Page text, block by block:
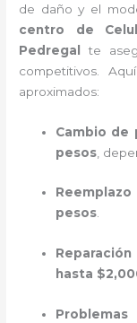
de daño y el
centro de
Pedregal
te
competitivos.
aproximados:
Cambio de
pesos ,
pesos.
hasta